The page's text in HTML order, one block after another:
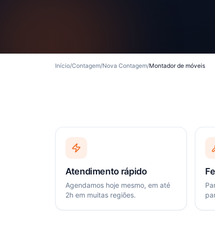
Início/Contagem/Nova Contagem/Montador de móveis
Atendimento rápido
Agendamos hoje mesmo, em até
2h em muitas regiões.